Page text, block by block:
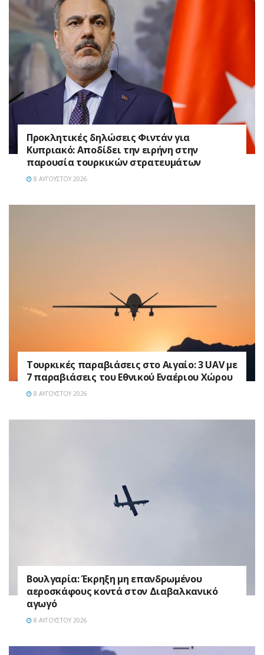
Προκλητικές δηλώσεις Φιντάν για
Κυπριακό: Αποδίδει την ειρήνη στην
παρουσία τουρκικών στρατευμάτων
8 ΑΥΓΟΎΣΤΟΥ 2026
Τουρκικές παραβιάσεις στο Αιγαίο: 3 UAV με
7 παραβιάσεις του Εθνικού Εναέριου Χώρου
8 ΑΥΓΟΎΣΤΟΥ 2026
Βουλγαρία: Έκρηξη μη επανδρωμένου
αεροσκάφους κοντά στον Διαβαλκανικό
αγωγό
8 ΑΥΓΟΎΣΤΟΥ 2026